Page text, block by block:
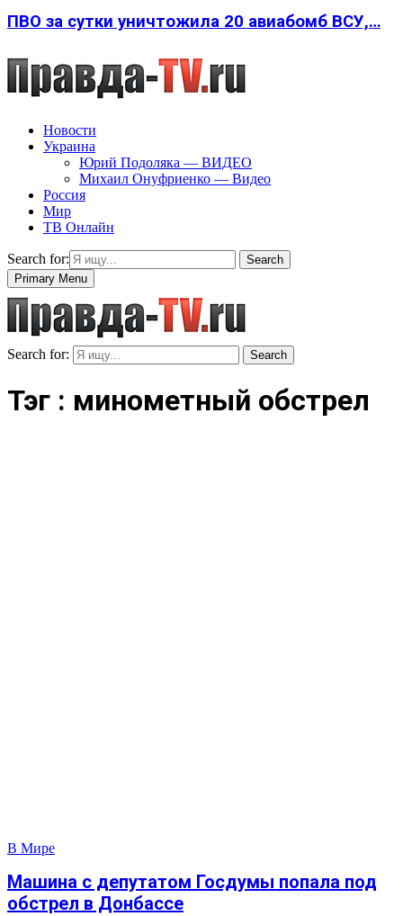
ПВО за сутки уничтожила 20 авиабомб ВСУ,…
Новости
Украина
Юрий Подоляка — ВИДЕО
Михаил Онуфриенко — Видео
Россия
Мир
ТВ Онлайн
Search for:
Search
Primary Menu
Search for: Search
Тэг : минометный обстрел
В Мире
Машина с депутатом Госдумы попала под
обстрел в Донбассе